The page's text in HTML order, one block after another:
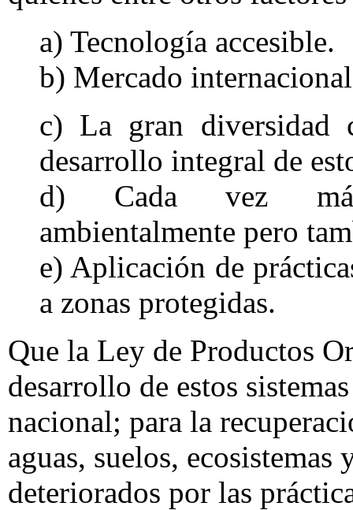
a) Tecnología accesible.
b) Mercado
c) La gran diversidad
desarrollo integral de
d) Cada vez más
ambientalmente pero
e) Aplicación de
a zonas protegidas.
Que la Ley de Productos
desarrollo de estos
nacional; para la
aguas, suelos, ecosistemas
deteriorados por las